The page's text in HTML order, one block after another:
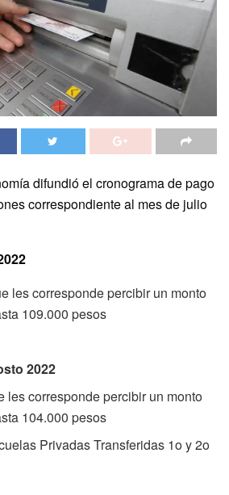
difundió el cronograma de pago
correspondiente al mes de julio
les corresponde percibir un monto
109.000 pesos
2022
les corresponde percibir un monto
104.000 pesos
Privadas Transferidas 1o y 2o